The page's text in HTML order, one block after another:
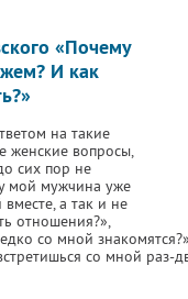
«Почему
И как
на такие
женские вопросы,
сих пор не
мой мужчина уже
а так и не
отношения?»,
со мной
со мной раз-